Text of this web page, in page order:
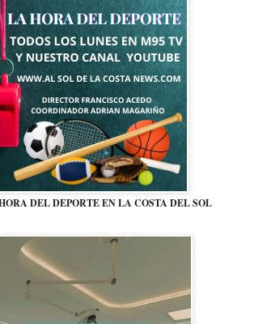
DEL DEPORTE EN LA COSTA DEL SOL